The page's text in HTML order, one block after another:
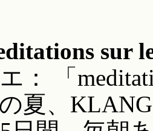
sur
：
「
夏、